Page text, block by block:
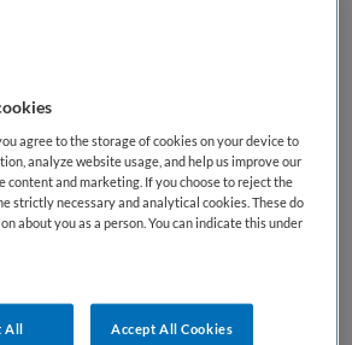
neurofysiologie
,Alkmaar
agree to the storage of cookies on your device to
analyze website usage, and help us improve our
content and marketing. If you choose to reject the
strictly necessary and analytical cookies. These do
about you as a person. You can indicate this under
Accept All Cookies